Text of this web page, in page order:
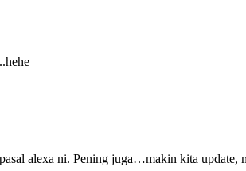
alexa ni. Pening juga…makin kita